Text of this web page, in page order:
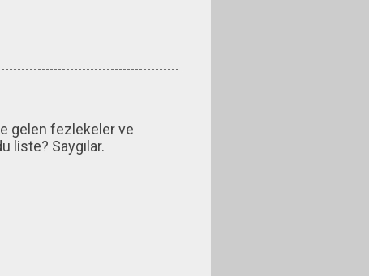
gelen fezlekeler ve
liste? Saygılar.